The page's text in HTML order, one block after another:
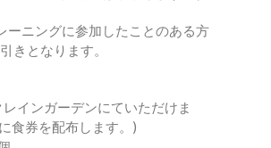
ーニングに参加したことのある方
きとなります。
インガーデンにていただけま
食券を配布します。)